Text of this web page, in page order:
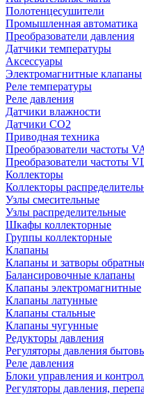
Полотенцесушители
Промышленная автоматика
Преобразователи давления
Датчики температуры
Аксессуары
Электромагнитные клапаны
Реле температуры
Реле давления
Датчики влажности
Датчики CO2
Приводная техника
Преобразователи частоты
Преобразователи частоты
Коллекторы
Коллекторы
Узлы смесительные
Узлы распределительные
Шкафы коллекторные
Группы коллекторные
Клапаны
Клапаны и затворы
Балансировочные клапаны
Клапаны электромагнитные
Клапаны латунные
Клапаны стальные
Клапаны чугунные
Редукторы давления
Регуляторы давления
Реле давления
Блоки управления и
Регуляторы давления,